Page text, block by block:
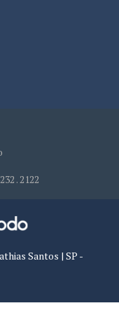
. 2122
Santos | SP -